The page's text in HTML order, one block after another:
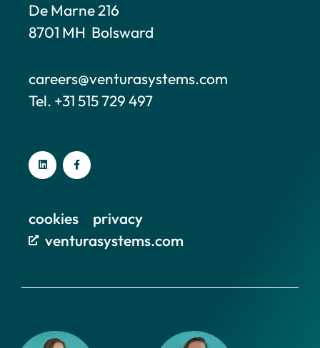
De Marne 216
8701 MH Bolsward
careers@venturasystems.com
Tel. +31 515 729 497
cookies
privacy
venturasystems.com